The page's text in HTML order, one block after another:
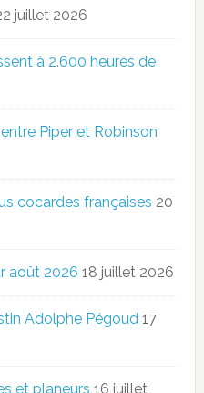
juillet 2026
à 2.600 heures de
Piper et Robinson
cocardes françaises 20
août 2026 18 juillet 2026
Adolphe Pégoud 17
et planeurs 16 juillet